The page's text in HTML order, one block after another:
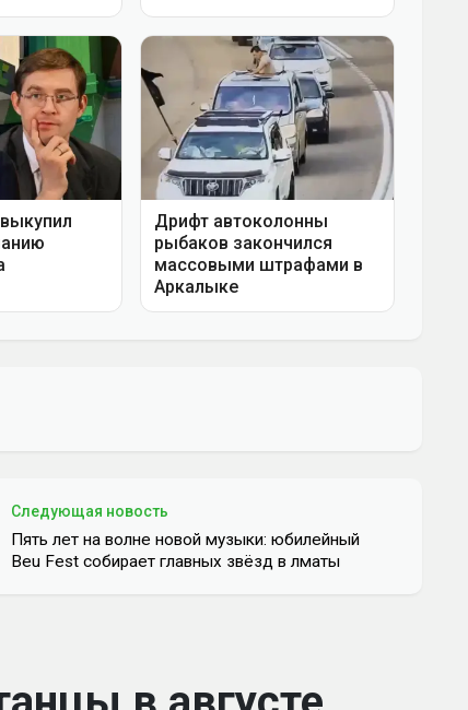
Следующая новость
Пять лет на волне новой музыки: юбилейный
Beu Fest собирает главных звёзд в лматы